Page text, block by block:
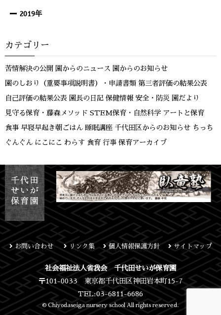
2019年
カテゴリー
苦情解決の公開 園からのニュース 園からのお知らせ
園のしおり（重要事項説明書）・申請書類 第三者評価の結果公表
自己評価の結果公表 園長の日記 保健情報 安全・防災 園だより
見守る保育・藤森メソッド STEM保育・自然科学 アートと保育
食事 早寝早起き朝ごはん 睡眠講座 千代田区からのお知らせ ちっち
ぐんぐん にこにこ わらす 食育 行事 保育アーカイブ
お問い合わせ リンク集 個人情報保護方針 サイトマップ
社会福祉法人省我会 千代田せいが保育園
〒101-0033 東京都千代田区神田岩本町15-7
TEL:03-6811-6686
© Chiyodaseiga nursery school All rights reserved.